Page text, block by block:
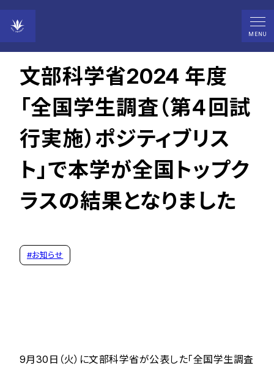
MENU
2025年10月02日
文部科学省2024 年度
「全国学生調査（第４回試
行実施）ポジティブリス
ト」で本学が全国トップク
ラスの結果となりました
#お知らせ
9月30日（火）に文部科学省が公表した「全国学生調査